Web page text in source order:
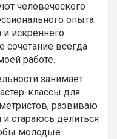
человеческого
опыта:
искреннего
всегда
работе.
занимает
классы для
развиваю
и стараюсь делиться
молодые